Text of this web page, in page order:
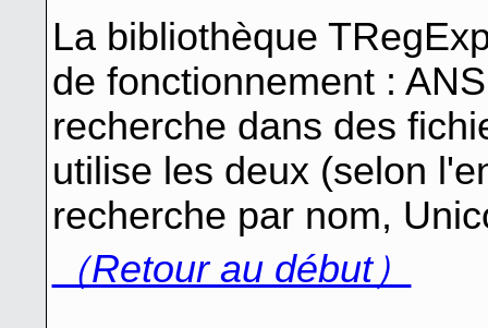
La bibliothèque
de fonctionnement :
recherche dans des
utilise les deux (selon
recherche par nom,
（Retour au début）